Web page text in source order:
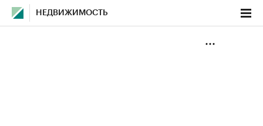
НЕДВИЖИМОСТЬ